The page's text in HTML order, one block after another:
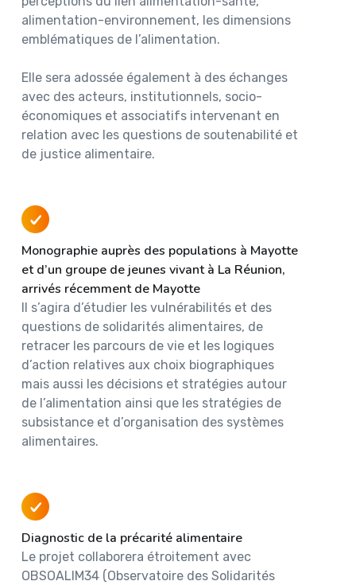
alimentation-environnement, les dimensions
emblématiques de l’alimentation.
Elle sera adossée également à des échanges
avec des acteurs, institutionnels, socio-
économiques et associatifs intervenant en
relation avec les questions de soutenabilité et
de justice alimentaire.
Monographie auprès des populations à Mayotte
et d’un groupe de jeunes vivant à La Réunion,
arrivés récemment de Mayotte
Il s’agira d’étudier les vulnérabilités et des
questions de solidarités alimentaires, de
retracer les parcours de vie et les logiques
d’action relatives aux choix biographiques
mais aussi les décisions et stratégies autour
de l’alimentation ainsi que les stratégies de
subsistance et d’organisation des systèmes
alimentaires.
Diagnostic de la précarité alimentaire
Le projet collaborera étroitement avec
OBSOALIM34 (Observatoire des Solidarités